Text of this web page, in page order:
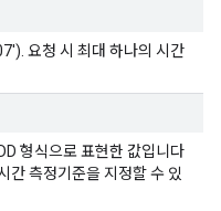
요청 시 최대 하나의 시간
형식으로 표현한 값입니다
측정기준을 지정할 수 있